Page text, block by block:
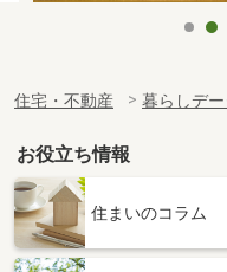
住宅・不動産 暮らしデー
お役立ち情報
住まいのコラム